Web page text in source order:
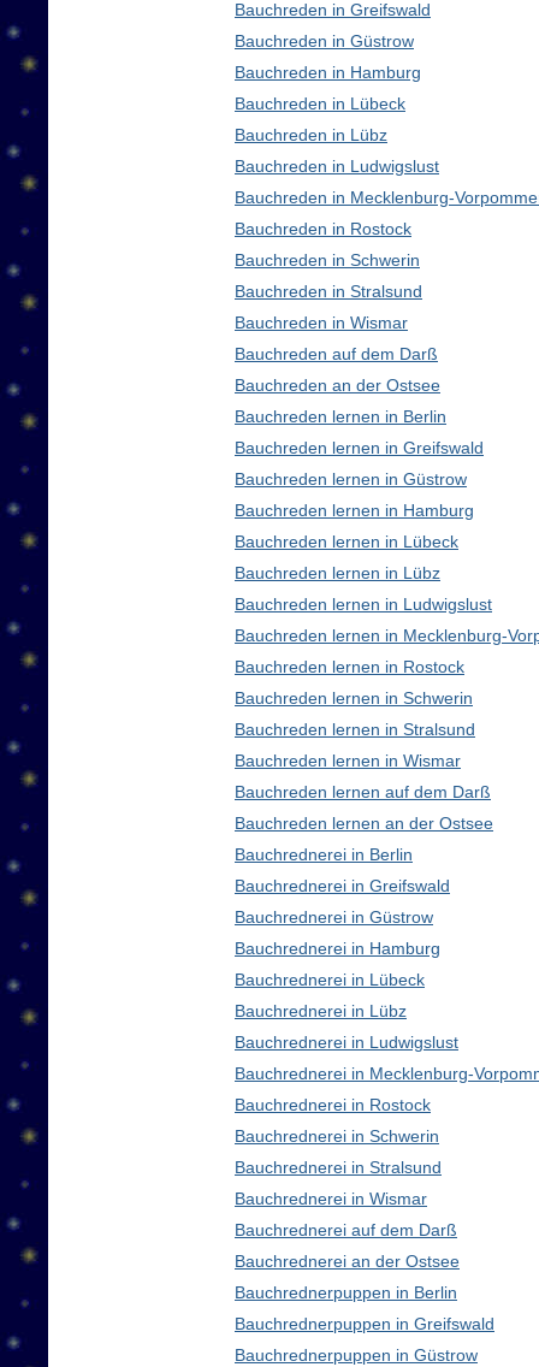
Bauchreden in Greifswald
Bauchreden in Güstrow
Bauchreden in Hamburg
Bauchreden in Lübeck
Bauchreden in Lübz
Bauchreden in Ludwigslust
Bauchreden in Mecklenburg-
Bauchreden in Rostock
Bauchreden in Schwerin
Bauchreden in Stralsund
Bauchreden in Wismar
Bauchreden auf dem Darß
Bauchreden an der Ostsee
Bauchreden lernen in Berlin
Bauchreden lernen in Greifswald
Bauchreden lernen in Güstrow
Bauchreden lernen in Hamburg
Bauchreden lernen in Lübeck
Bauchreden lernen in Lübz
Bauchreden lernen in Ludwigslust
Bauchreden lernen in Mecklenburg-
Bauchreden lernen in Rostock
Bauchreden lernen in Schwerin
Bauchreden lernen in Stralsund
Bauchreden lernen in Wismar
Bauchreden lernen auf dem Darß
Bauchreden lernen an der Ostsee
Bauchrednerei in Berlin
Bauchrednerei in Greifswald
Bauchrednerei in Güstrow
Bauchrednerei in Hamburg
Bauchrednerei in Lübeck
Bauchrednerei in Lübz
Bauchrednerei in Ludwigslust
Bauchrednerei in Mecklenburg-
Bauchrednerei in Rostock
Bauchrednerei in Schwerin
Bauchrednerei in Stralsund
Bauchrednerei in Wismar
Bauchrednerei auf dem Darß
Bauchrednerei an der Ostsee
Bauchrednerpuppen in Berlin
Bauchrednerpuppen in Greifswald
Bauchrednerpuppen in Güstrow